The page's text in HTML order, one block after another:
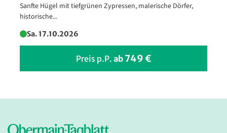
Prag - Brückenpanorama
Sanfte Hügel mit tiefgrünen Zypressen, malerische Dörfer,
historische...
Sa. 17.10.2026
Preis p.P. ab 749 €